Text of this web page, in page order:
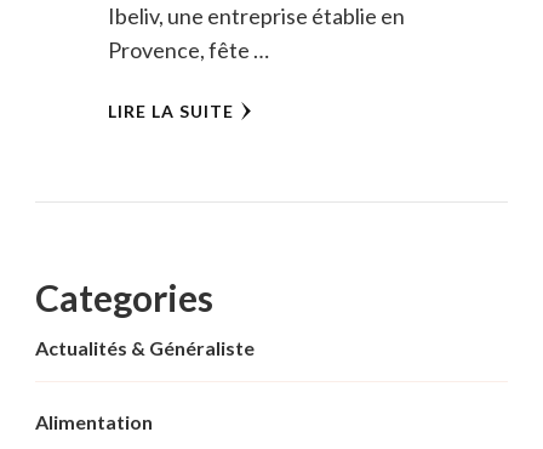
Ibeliv, une entreprise établie en
Provence, fête …
LIRE LA SUITE
Categories
Actualités & Généraliste
Alimentation